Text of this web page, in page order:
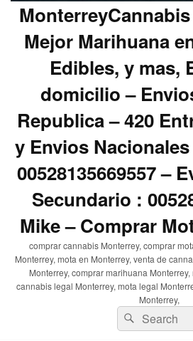
Mejor Marihuana
Edibles, y mas,
domicilio –
Republica – 420
y Envios
00528135669557 –
Secundario :
Mike – Comprar
comprar cannabis Monterrey, comprar
Monterrey, mota en Monterrey, venta de
Monterrey, comprar marihuana
cannabis legal Monterrey, mota legal
Monterrey,
Search
for:
Search